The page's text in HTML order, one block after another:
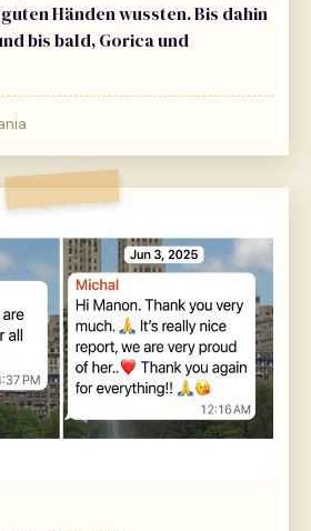
Händen wussten. Bis dahin
bis bald, Gorica und